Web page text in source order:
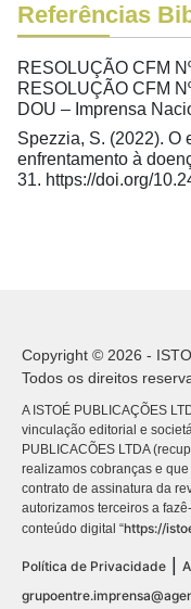
Referências
RESOLUÇÃO CFM
RESOLUÇÃO CFM
DOU – Imprensa
Spezzia, S. (2022). O
enfrentamento à
31. https://doi.org/
Copyright © 2026 -
Todos os direitos
A ISTOÉ PUBLICAÇÕES
vinculação editorial e
PUBLICACÕES LTDA
realizamos cobranças e
contrato de assinatura da
autorizamos terceiros a
conteúdo digital “https://
Política de Privacidade